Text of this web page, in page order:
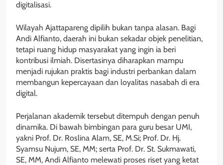
digitalisasi.
Wilayah Ajattapareng dipilih bukan tanpa alasan. Bagi
Andi Alfianto, daerah ini bukan sekadar objek penelitian,
tetapi ruang hidup masyarakat yang ingin ia beri
kontribusi ilmiah. Disertasinya diharapkan mampu
menjadi rujukan praktis bagi industri perbankan dalam
membangun kepercayaan dan loyalitas nasabah di era
digital.
Perjalanan akademik tersebut ditempuh dengan penuh
dinamika. Di bawah bimbingan para guru besar UMI,
yakni Prof. Dr. Roslina Alam, SE, M.Si; Prof. Dr. Hj.
Syamsu Nujum, SE, MM; serta Prof. Dr. St. Sukmawati,
SE, MM, Andi Alfianto melewati proses riset yang ketat